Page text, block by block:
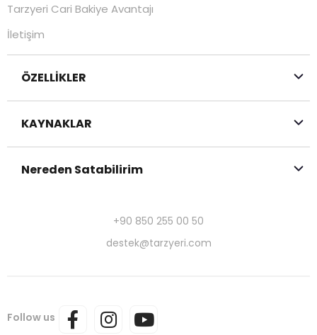
Tarzyeri Cari Bakiye Avantajı
İletişim
ÖZELLİKLER
KAYNAKLAR
Nereden Satabilirim
+90 850 255 00 50
destek@tarzyeri.com
Follow us